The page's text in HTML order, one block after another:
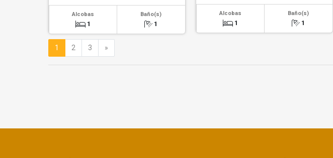
Alcobas
1
Baño(s)
1
Alcobas
1
Baño(s)
1
1 2 3 »